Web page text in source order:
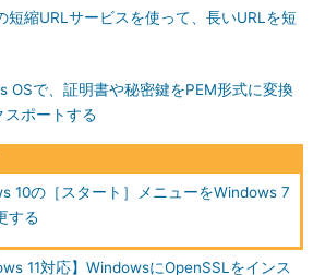
のサイトから入手できる。原稿執筆時点
布されている。ここでは、個人向けの
トールや設定について解説していく。
IObit）
Biz（IObit）
イル「startmenu8_2_4_jp.zip」（ファイ
）は、［startmenu8_2_4_jp］フォルダ内
」と「ReadMe.txt」が圧縮した状態
の「startmenu8_2_4_jp.exe」を実行する
短縮URLサービスを使って、長いURLを短
OSで、証明書や秘密鍵をPEM形式に変換
スポートする
10の［スタート］メニューをWindows 7
する
11対応】WindowsにOpenSSLをインス